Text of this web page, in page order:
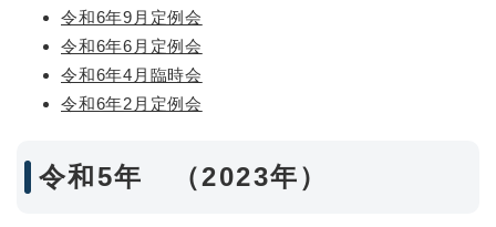
令和6年9月定例会
令和6年6月定例会
令和6年4月臨時会
令和6年2月定例会
令和5年 （2023年）